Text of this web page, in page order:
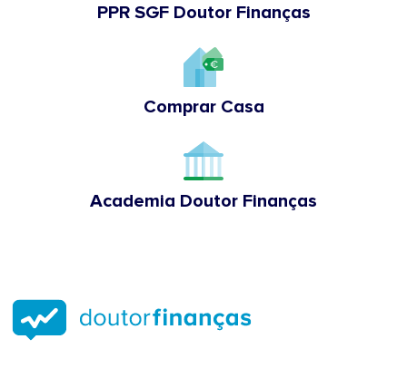
PPR SGF Doutor Finanças
Comprar Casa
Academia Doutor Finanças